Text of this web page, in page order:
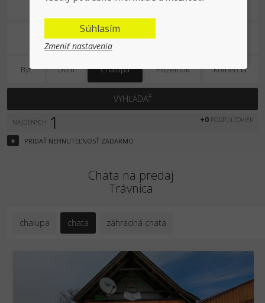
Na predaj
Byt Dom Chalupa Pozemok Komercia
VYHĽADAŤ
NÁJDENÝCH 1 +0 PODPULTOVIEK
+ PRIDAŤ NEHNUTEĽNOSŤ ZADARMO
Chata na predaj
Trávnica
chalupa chata záhradná chata
Súhlasím
Zmeniť nastavenia